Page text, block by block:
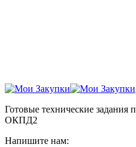
Готовые технические
ОКПД2
Напишите нам: